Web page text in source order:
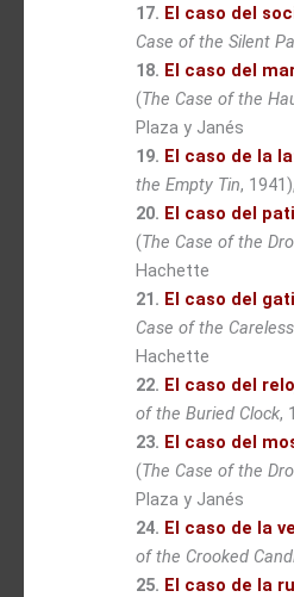
17. El caso del
Case of the Silent
18. El caso del
(The Case of the
Plaza y Janés
19. El caso de la
the Empty Tin,
20. El caso del
(The Case of the
Hachette
21. El caso del
Case of the
Hachette
22. El caso del
of the Buried Clock,
23. El caso del
(The Case of the
Plaza y Janés
24. El caso de la
of the Crooked
25. El caso de la